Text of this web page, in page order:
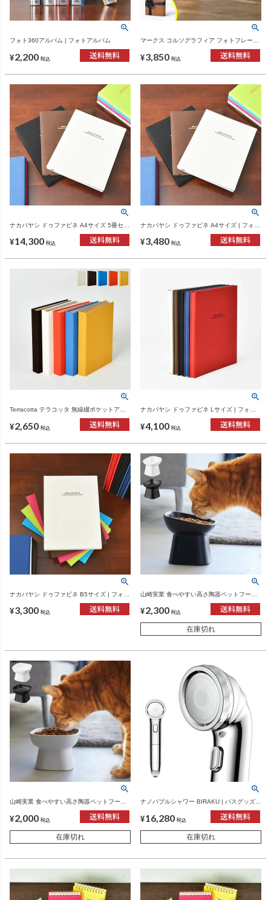
フォト360アルバム | フォトアルバム
¥2,200 税込
マークス コルソグラフィア フォトフレーム
¥3,850 税込
ナカバヤシ ドゥファビネ A4サイズ 5冊セッ
¥14,300 税込
ナカバヤシ ドゥファビネ A4サイズ | フォト
¥3,480 税込
Terracotta テラコッタ 無線綴ポケットアル
¥2,650 税込
ナカバヤシ ドゥファビネ Lサイズ | フォト
¥4,100 税込
ナカバヤシ ドゥファビネ B5サイズ | フォト
¥3,300 税込
山崎実業 食べやすい高さ陶器ペットフード
ア雑貨・タワーシリーズ
¥2,300 税込
在庫切れ
山崎実業 食べやすい高さ陶器ペットフード
ーシリーズ
¥2,000 税込
在庫切れ
ナノバブルシャワー BIRAKU | バスグッズ・
¥16,280 税込
在庫切れ